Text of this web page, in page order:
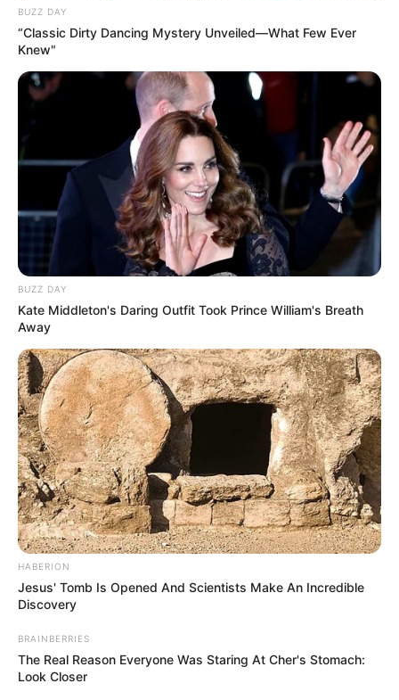
BUZZ DAY
“Classic Dirty Dancing Mystery Unveiled—What Few Ever
Knew"
BUZZ DAY
Kate Middleton's Daring Outfit Took Prince William's Breath
Away
HABERION
Jesus' Tomb Is Opened And Scientists Make An Incredible
Discovery
BRAINBERRIES
The Real Reason Everyone Was Staring At Cher's Stomach:
Look Closer